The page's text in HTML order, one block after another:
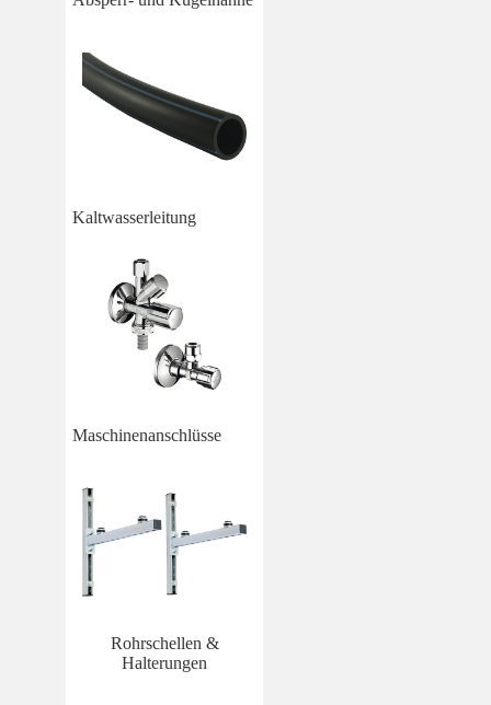
Kaltwasserleitung
Maschinenanschlüsse
Rohrschellen &
Halterungen